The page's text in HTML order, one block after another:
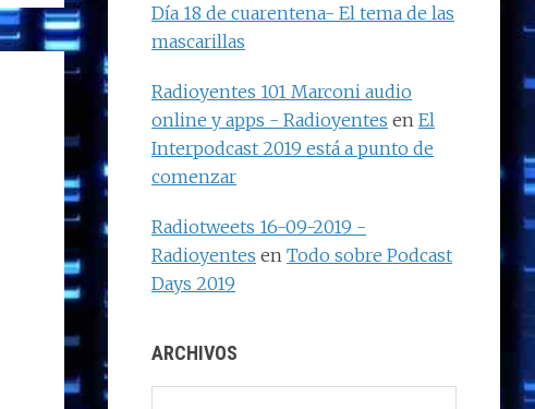
Día 18 de cuarentena- El tema de las
mascarillas
Radioyentes 101 Marconi audio
online y apps - Radioyentes en El
Interpodcast 2019 está a punto de
comenzar
Radiotweets 16-09-2019 -
Radioyentes en Todo sobre Podcast
Days 2019
ARCHIVOS